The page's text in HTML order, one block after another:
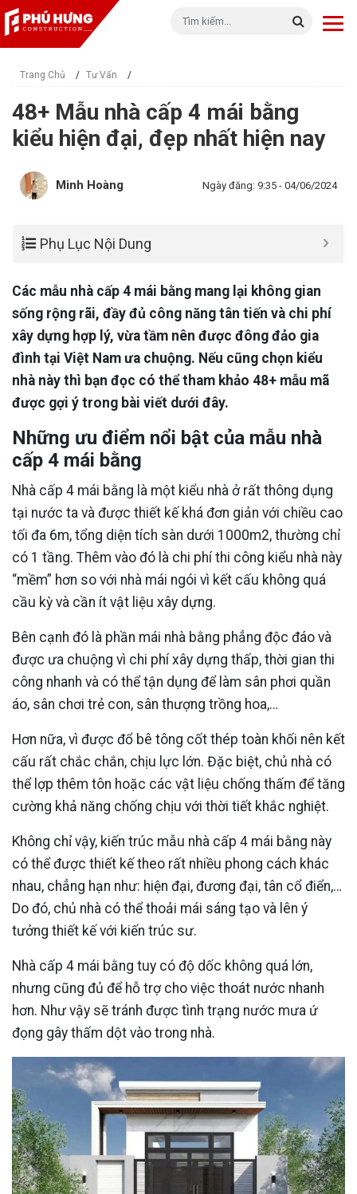
Trang Chủ / Tư Vấn /
48+ Mẫu nhà cấp 4 mái bằng
kiểu hiện đại, đẹp nhất hiện nay
Minh Hoàng Ngày đăng: 9:35 - 04/06/2024
Phụ Lục Nội Dung
Các mẫu nhà cấp 4 mái bằng mang lại không gian
sống rộng rãi, đầy đủ công năng tân tiến và chi phí
xây dựng hợp lý, vừa tầm nên được đông đảo gia
đình tại Việt Nam ưa chuộng. Nếu cũng chọn kiểu
nhà này thì bạn đọc có thể tham khảo 48+ mẫu mã
được gợi ý trong bài viết dưới đây.
Những ưu điểm nổi bật của mẫu nhà
cấp 4 mái bằng
Nhà cấp 4 mái bằng là một kiểu nhà ở rất thông dụng
tại nước ta và được thiết kế khá đơn giản với chiều cao
tối đa 6m, tổng diện tích sàn dưới 1000m2, thường chỉ
có 1 tầng. Thêm vào đó là chi phí thi công kiểu nhà này
“mềm” hơn so với nhà mái ngói vì kết cấu không quá
cầu kỳ và cần ít vật liệu xây dựng.
Bên cạnh đó là phần mái nhà bằng phẳng độc đáo và
được ưa chuộng vì chi phí xây dựng thấp, thời gian thi
công nhanh và có thể tận dụng để làm sân phơi quần
áo, sân chơi trẻ con, sân thượng trồng hoa,…
Hơn nữa, vì được đổ bê tông cốt thép toàn khối nên kết
cấu rất chắc chắn, chịu lực lớn. Đặc biệt, chủ nhà có
thể lợp thêm tôn hoặc các vật liệu chống thấm để tăng
cường khả năng chống chịu với thời tiết khắc nghiệt.
Không chỉ vậy, kiến trúc mẫu nhà cấp 4 mái bằng này
có thể được thiết kế theo rất nhiều phong cách khác
nhau, chẳng hạn như: hiện đại, đương đại, tân cổ điển,…
Do đó, chủ nhà có thể thoải mái sáng tạo và lên ý
tưởng thiết kế với kiến trúc sư.
Nhà cấp 4 mái bằng tuy có độ dốc không quá lớn,
nhưng cũng đủ để hỗ trợ cho việc thoát nước nhanh
hơn. Như vậy sẽ tránh được tình trạng nước mưa ứ
đọng gây thấm dột vào trong nhà.